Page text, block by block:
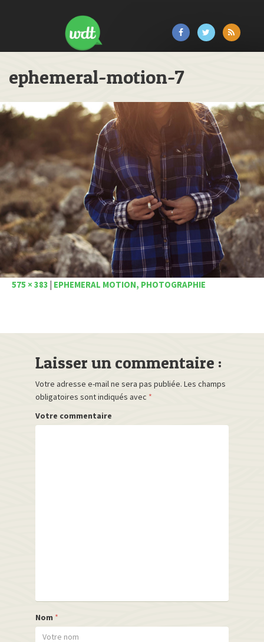
ephemeral-motion-7
575 × 383 EPHEMERAL MOTION, PHOTOGRAPHIE
Laisser un commentaire :
Votre adresse e-mail ne sera pas publiée. Les champs
obligatoires sont indiqués avec *
Votre commentaire
Nom *